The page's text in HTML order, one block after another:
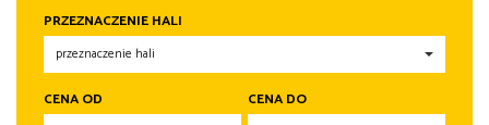
PRZEZNACZENIE HALI
CENA OD CENA DO